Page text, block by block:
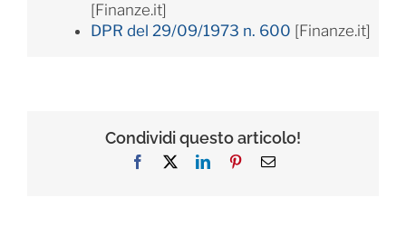
[Finanze.it]
DPR del 29/09/1973 n. 600 [Finanze.it]
Condividi questo articolo!
Facebook LinkedInPinterestEmail